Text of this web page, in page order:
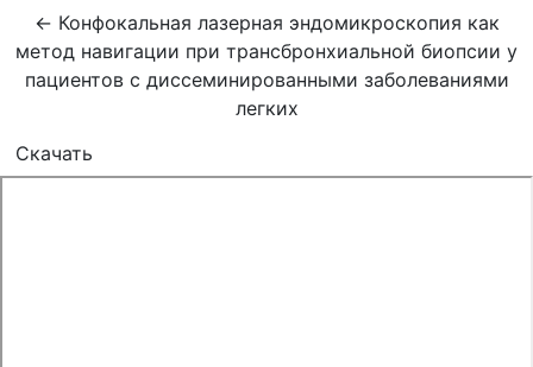
← Вернуться к Подробностям о статье
Конфокальная лазерная эндомикроскопия как
метод навигации при трансбронхиальной биопсии у
пациентов с диссеминированными заболеваниями
легких
Скачать